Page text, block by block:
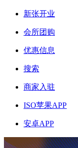
新张开业
会所团购
优惠信息
搜索
商家入驻
ISO苹果APP
安卓APP